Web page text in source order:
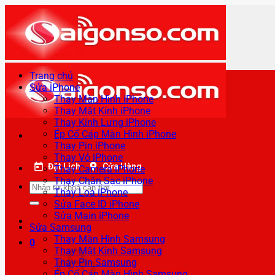
qua
nội
dung
Đặt Lịch Cửa Hàng
Tìm
kiếm:
0
Trang chủ
Sửa iPhone
Thay Màn Hình iPhone
Thay Mặt Kính iPhone
Thay Kính Lưng iPhone
Ép Cổ Cáp Màn Hình iPhone
Thay Pin iPhone
Thay Vỏ iPhone
Thay Camera iPhone
Thay Chân Sạc iPhone
Thay Loa iPhone
Sửa Face ID iPhone
Sửa Main iPhone
Sửa Samsung
Thay Màn Hình Samsung
Thay Mặt Kính Samsung
Thay Pin Samsung